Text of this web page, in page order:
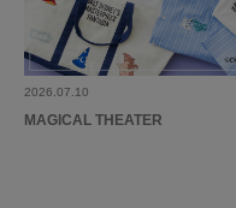
2026.07.10
MAGICAL THEATER